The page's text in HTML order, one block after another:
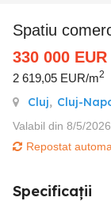
Spatiu
330 000 EUR
2 619,05 EUR/m2
Cluj, Cluj-
Valabil din 8/5/
Repostat
Specificații